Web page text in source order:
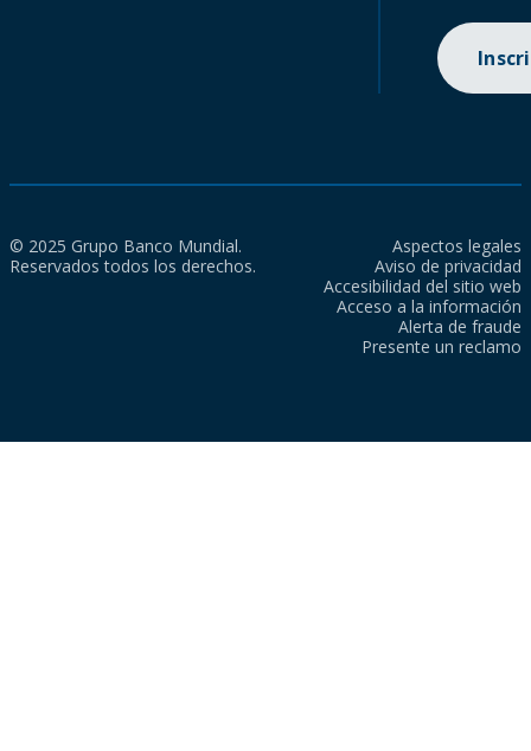
© 2025 Grupo Banco Mundial.
Reservados todos los derechos.
Aspectos legales
Aviso de privacidad
Accesibilidad del sitio web
Acceso a la información
Alerta de fraude
Presente un reclamo